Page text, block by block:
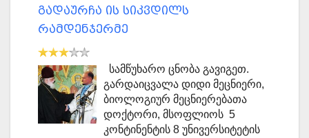
გადაურჩა ის სიკვდილს
რამდენჯერმე
სამწუხარო ცნობა გავიგეთ.
გარდაიცვალა დიდი მეცნიერი,
ბიოლოგიურ მეცნიერებათა
დოქტორი, მსოფლიოს 5
კონტინენტის 8 უნივერსიტეტის